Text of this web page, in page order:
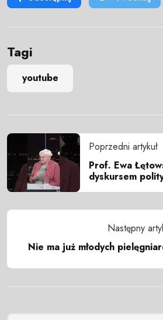
Tagi
youtube
Poprzedni artykuł
Prof. Ewa
dyskursem
Następny
Nie ma już młodych